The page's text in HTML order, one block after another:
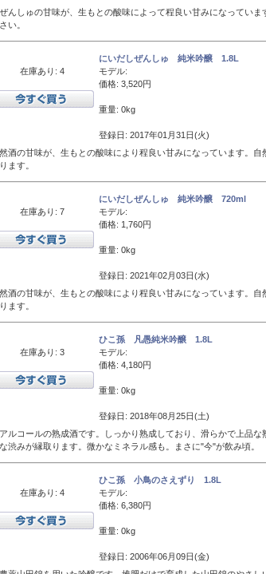
んしゅの甘味が、生もとの酸味によって程良い甘みになってい
い。
在庫あり: 4
にいだしぜんしゅ 純米吟醸 1.8L
モデル:
価格: 3,520円
重量: 0kg
登録日: 2017年01月31日(火)
酒の甘味が、生もとの酸味により程良い甘みになっています。
ます。
在庫あり: 7
にいだしぜんしゅ 純米吟醸 720ml
モデル:
価格: 1,760円
重量: 0kg
登録日: 2021年02月03日(水)
酒の甘味が、生もとの酸味により程良い甘みになっています。
ます。
在庫あり: 3
ひこ孫 凡愚純米吟醸 1.8L
モデル:
価格: 4,180円
重量: 0kg
登録日: 2018年08月25日(土)
ルコールの熟成酒です。しっかり熟成しており、滑らかで上品
渋みが縁取ります。微かなミネラル感も。まさに"今"が飲み頃。
在庫あり: 4
ひこ孫 小鳥のさえずり 1.8L
モデル:
価格: 6,380円
重量: 0kg
登録日: 2006年06月09日(金)